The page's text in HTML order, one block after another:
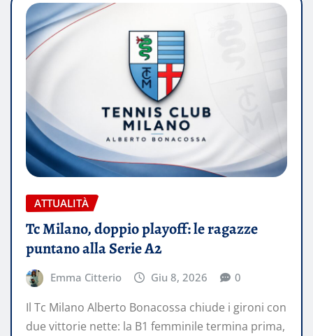
ATTUALITÀ
Tc Milano, doppio playoff: le ragazze
puntano alla Serie A2
Emma Citterio Giu 8, 2026 0
Il Tc Milano Alberto Bonacossa chiude i gironi con
due vittorie nette: la B1 femminile termina prima,